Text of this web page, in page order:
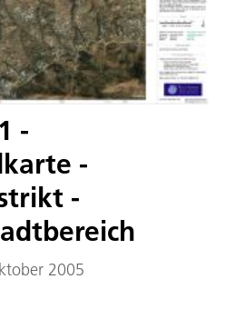
-
-
-
2005